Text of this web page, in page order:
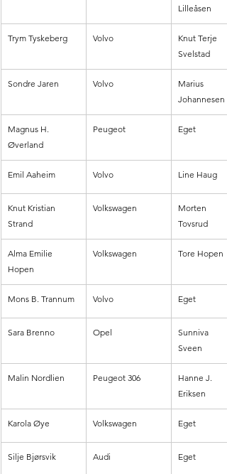
Lilleåsen
Trym Tyskeberg Volvo
Knut Terje
Svelstad
Sondre Jaren Volvo
Marius
Johannesen
Magnus H.
Øverland
Peugeot Eget
Emil Aaheim Volvo Line Haug
Knut Kristian
Strand
Volkswagen
Morten
Tovsrud
Alma Emilie
Hopen
Volkswagen Tore Hopen
Mons B. Trannum Volvo Eget
Sara Brenno Opel
Sunniva
Sveen
Malin Nordlien Peugeot 306
Hanne J.
Eriksen
Karola Øye Volkswagen Eget
Silje Bjørsvik Audi Eget